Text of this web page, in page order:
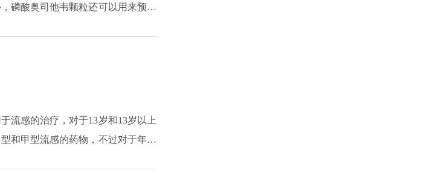
磷酸奥司他韦颗粒还可以用来预防
流感的治疗，对于13岁和13岁以上
和甲型流感的药物，不过对于年龄